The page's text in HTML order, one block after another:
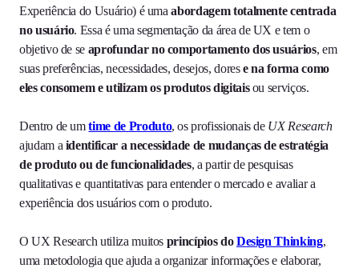
Experiência do Usuário) é umaabordagem totalmente centrada
no usuário. Essa é uma segmentação da área de UX e tem o
objetivo de se aprofundar no comportamento dos usuários, em
suas preferências, necessidades, desejos, dorese na forma como
eles consomem e utilizam os produtos digitaisou serviços.
Dentro de umtime de Produto, os profissionais de UX Research
ajudam a identificar a necessidade de mudanças de estratégia
de produto ou de funcionalidades, a partir de pesquisas
qualitativas e quantitativas para entender o mercado e avaliar a
experiência dos usuários com o produto.
O UX Research utiliza muitos princípios doDesign Thinking,
uma metodologia que ajuda a organizar informações e elaborar,